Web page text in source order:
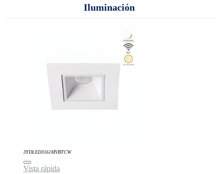
Iluminación
3YDLED3161MVBTCW
Vista rápida